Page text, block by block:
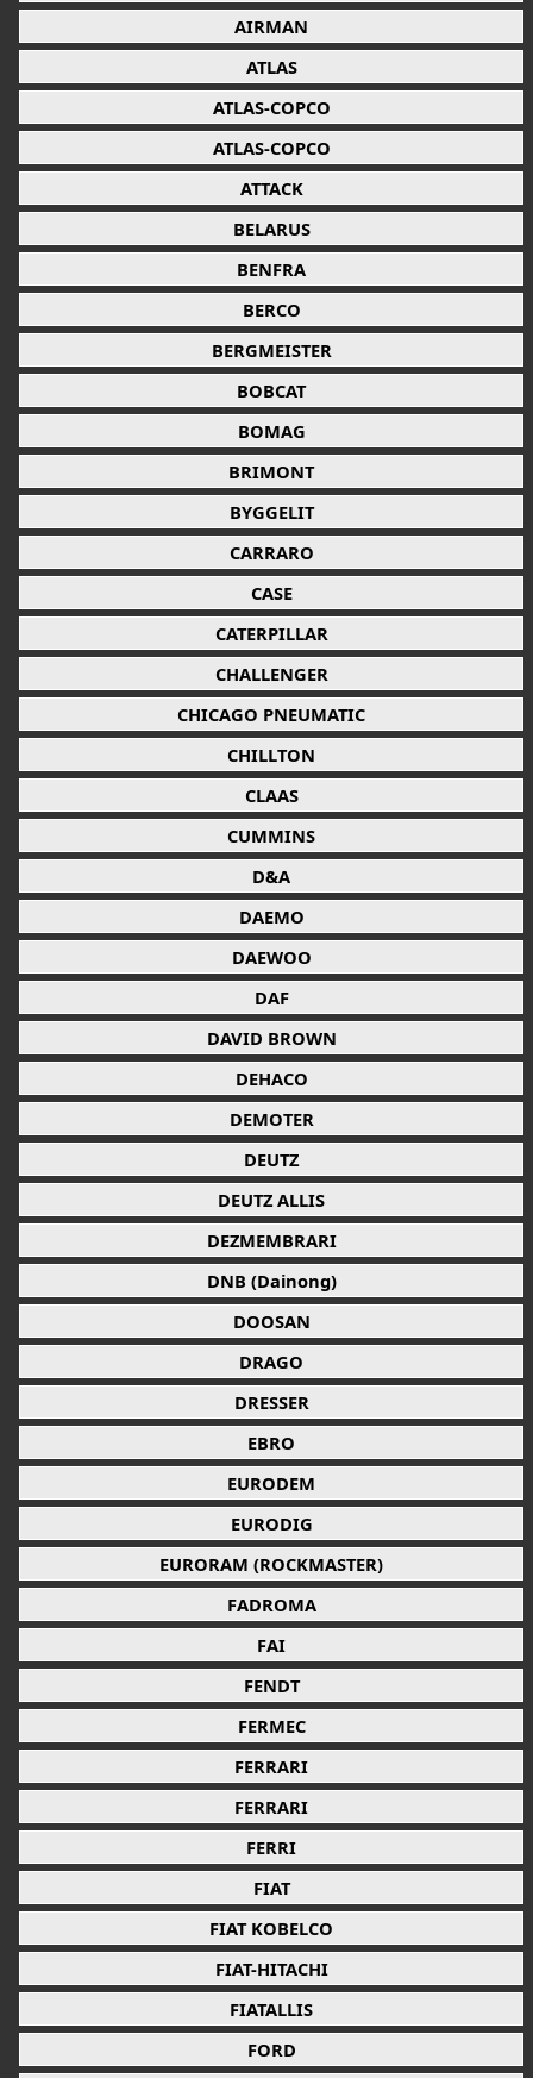
AIRMAN
ATLAS
ATLAS-COPCO
ATLAS-COPCO
ATTACK
BELARUS
BENFRA
BERCO
BERGMEISTER
BOBCAT
BOMAG
BRIMONT
BYGGELIT
CARRARO
CASE
CATERPILLAR
CHALLENGER
CHICAGO PNEUMATIC
CHILLTON
CLAAS
CUMMINS
D&A
DAEMO
DAEWOO
DAF
DAVID BROWN
DEHACO
DEMOTER
DEUTZ
DEUTZ ALLIS
DEZMEMBRARI
DNB (Dainong)
DOOSAN
DRAGO
DRESSER
EBRO
EURODEM
EURODIG
EURORAM (ROCKMASTER)
FADROMA
FAI
FENDT
FERMEC
FERRARI
FERRARI
FERRI
FIAT
FIAT KOBELCO
FIAT-HITACHI
FIATALLIS
FORD